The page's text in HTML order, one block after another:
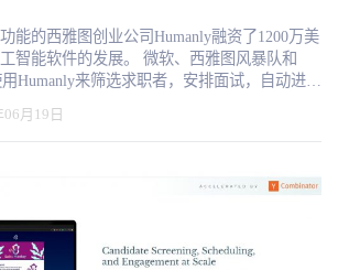
全面的解决方案，解决他们最紧迫的招聘难
聘的效率和效益设立新的标准。 在过去的
都赢得了大量客户，证明了其解决方
的公司都称赞 Humanly 能够自动完成人才招
进的分析能力而获得认可。这使公司能够找
发展的人力资源技术领
的收购标志着一个关键时刻的到来。
的功能整合到自己的人工智能平台中。这次收
”的收购，而是在推进一个愿景。 成为 “首个
能的西雅图创业公司Humanly融资了1200万美
发展。 微软、西雅图风暴队和
用Humanly来筛选求职者，安排面试，自动进行
多服务。 联合创始人兼首席执行
该公司正在大力投资于与求职者互动的短信服
，这是更广泛地推出新的生成性人工智能工
聘数据训练出来的，帮助它回答求职者的具体
拉多州的求职者互动时，机器人会识别该州
说。 该公司还在为人与人的对
能。这些工具在实时通话中运行，产生洞察
06月19日